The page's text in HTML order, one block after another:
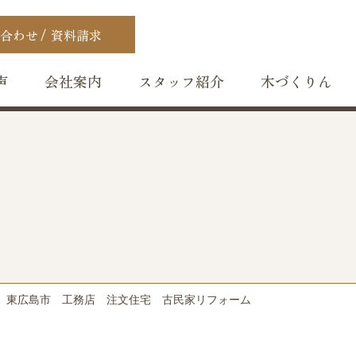
わせ 資料請求
会社案内 スタッフ紹介 木づくりん
東広島市 工務店 注文住宅 古民家リフォーム